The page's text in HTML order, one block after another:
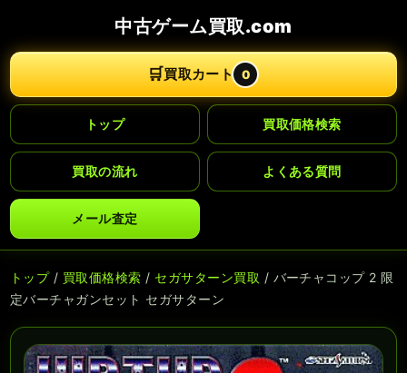
中古ゲーム買取.com
🛒買取カート 0
トップ 買取価格検索
買取の流れ よくある質問
メール査定
トップ/ 買取価格検索 / セガサターン買取 / バーチャコップ 2 限
定バーチャガンセット セガサターン